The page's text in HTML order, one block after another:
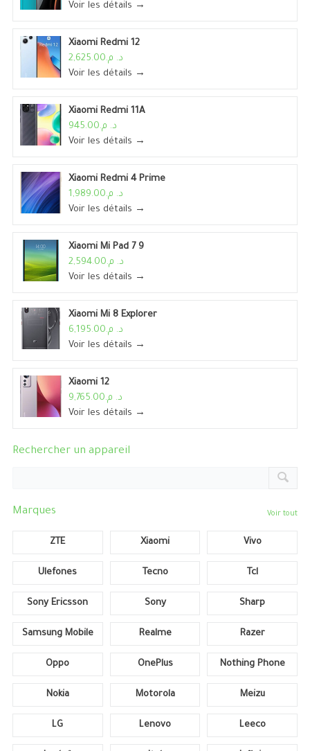
Voir les détails →
Xiaomi Redmi 12
د. م.2,625.00
Voir les détails →
Xiaomi Redmi 11A
د. م.945.00
Voir les détails →
Xiaomi Redmi 4 Prime
د. م.1,989.00
Voir les détails →
Xiaomi Mi Pad 7 9
د. م.2,594.00
Voir les détails →
Xiaomi Mi 8 Explorer
د. م.6,195.00
Voir les détails →
Xiaomi 12
د. م.9,765.00
Voir les détails →
Rechercher un appareil
Marques Voir tout
ZTE Xiaomi Vivo
Ulefones Tecno Tcl
Sony Ericsson Sony Sharp
Samsung Mobile Realme Razer
Oppo OnePlus Nothing Phone
Nokia Motorola Meizu
LG Lenovo Leeco